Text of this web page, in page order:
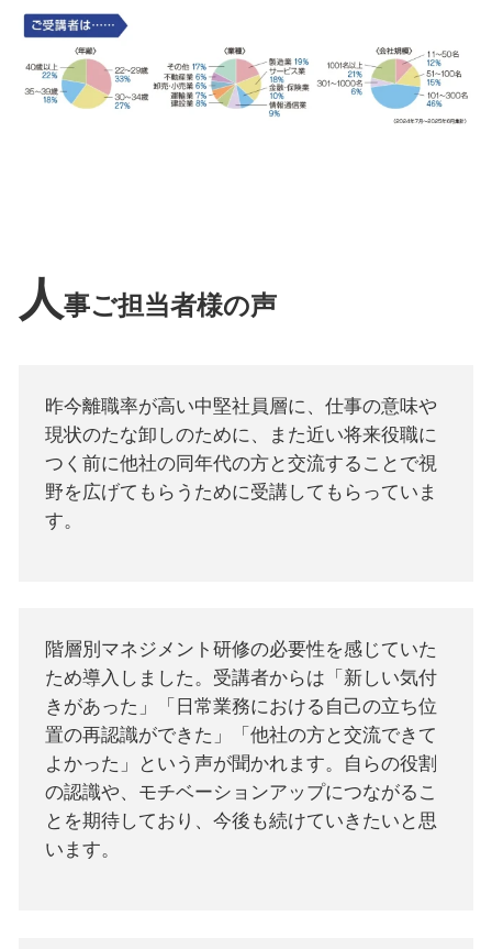
人事ご担当者様の声
昨今離職率が高い中堅社員層に、仕事の意味や
現状のたな卸しのために、また近い将来役職に
つく前に他社の同年代の方と交流することで視
野を広げてもらうために受講してもらっていま
す。
階層別マネジメント研修の必要性を感じていた
ため導入しました。受講者からは「新しい気付
きがあった」「日常業務における自己の立ち位
置の再認識ができた」「他社の方と交流できて
よかった」という声が聞かれます。自らの役割
の認識や、モチベーションアップにつながるこ
とを期待しており、今後も続けていきたいと思
います。